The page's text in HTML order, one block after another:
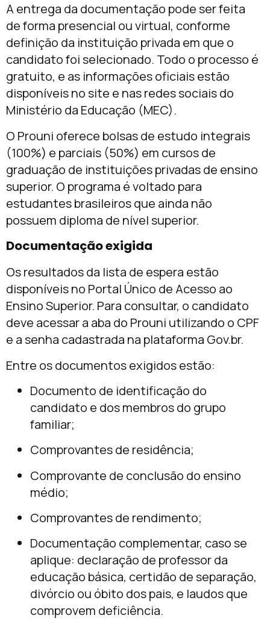
A entrega da documentação pode ser feita
de forma presencial ou virtual, conforme
definição da instituição privada em que o
candidato foi selecionado. Todo o processo é
gratuito, e as informações oficiais estão
disponíveis no site e nas redes sociais do
Ministério da Educação (MEC).
O Prouni oferece bolsas de estudo integrais
(100%) e parciais (50%) em cursos de
graduação de instituições privadas de ensino
superior. O programa é voltado para
estudantes brasileiros que ainda não
possuem diploma de nível superior.
Documentação exigida
Os resultados da lista de espera estão
disponíveis no Portal Único de Acesso ao
Ensino Superior. Para consultar, o candidato
deve acessar a aba do Prouni utilizando o CPF
e a senha cadastrada na plataforma Gov.br.
Entre os documentos exigidos estão:
Documento de identificação do
candidato e dos membros do grupo
familiar;
Comprovantes de residência;
Comprovante de conclusão do ensino
médio;
Comprovantes de rendimento;
Documentação complementar, caso se
aplique: declaração de professor da
educação básica, certidão de separação,
divórcio ou óbito dos pais, e laudos que
comprovem deficiência.